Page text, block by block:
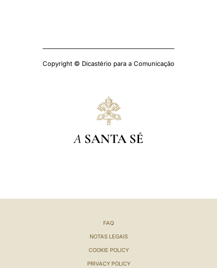
Copyright © Dicastério para a Comunicação
A SANTA SÉ
FAQ
NOTAS LEGAIS
COOKIE POLICY
PRIVACY POLICY